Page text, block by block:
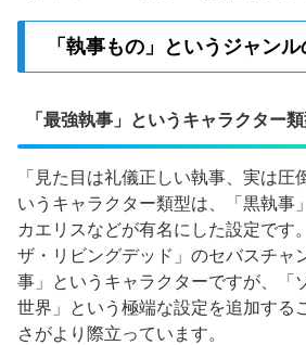
「執事もの」というジャンル
「最強執事」というキャラクター
「見た目は礼儀正しい執事、実は圧
いうキャラクター類型は、「黒執事
カエリスなどが有名にした設定です
ザ・リビングデッド」のセバスチャ
事」というキャラクターですが、「
世界」という極端な設定を追加する
さがより際立っています。